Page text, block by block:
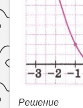
Решение